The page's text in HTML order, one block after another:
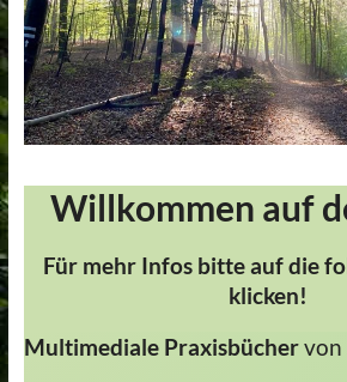
schamanische
Seinsweisen
Naturkunst,
Baumseminare,
Kunst,
Kreise,
Willkommen auf
Für mehr Infos bitte auf die
klicken!
Multimediale Praxisbüchervon